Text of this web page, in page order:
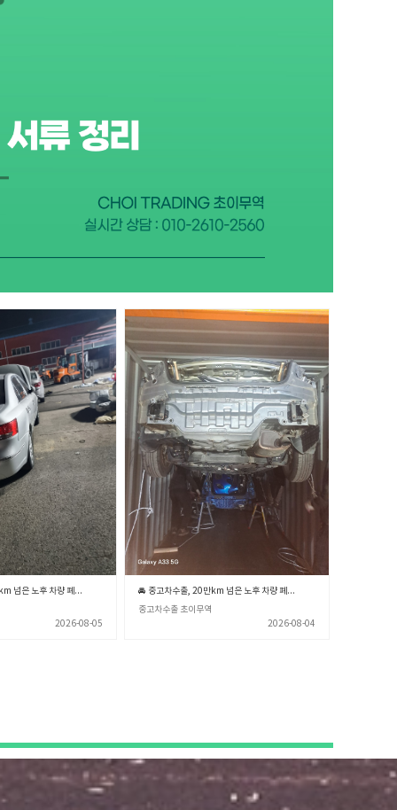
🚘 중고차수출, 20만km 넘은 노후 차량 폐차장 보내기 전 꼭 확인해야 할 3가지 💡 (중고차수출 초이무역)
2026-08-05
🚘 중고차수출, 20만km 넘은 노후 차량 폐차장 보내기 전 꼭 알아야 할 3가지 💡 (중고차수출 초이무역)
중고차수출 초이무역
2026-08-04